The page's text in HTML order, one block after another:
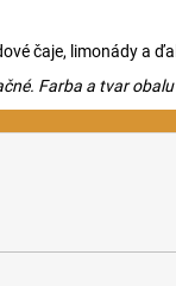
čaje, limonády a
Farba a tvar